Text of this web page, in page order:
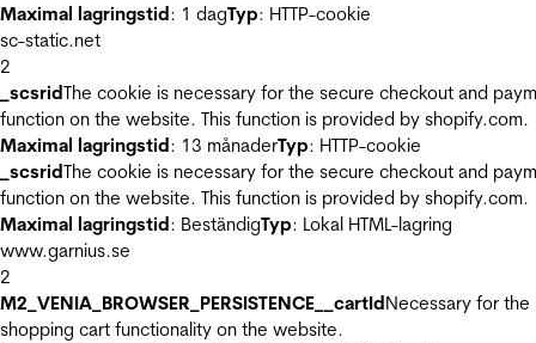
Maximal lagringstid: 1 dagTyp: HTTP-cookie
sc-static.net
2
_scsridThe cookie is necessary for the secure checkout and
function on the website. This function is provided by shopify.com.
Maximal lagringstid: 13 månaderTyp: HTTP-cookie
_scsridThe cookie is necessary for the secure checkout and
function on the website. This function is provided by shopify.com.
Maximal lagringstid: BeständigTyp: Lokal HTML-lagring
www.garnius.se
2
M2_VENIA_BROWSER_PERSISTENCE__cartIdNecessary for the
shopping cart functionality on the website.